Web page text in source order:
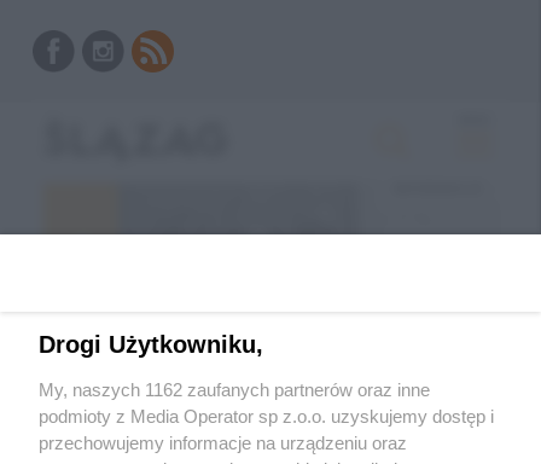
Drogi Użytkowniku,
My, naszych 1162 zaufanych partnerów oraz inne
podmioty z Media Operator sp z.o.o. uzyskujemy dostęp i
przechowujemy informacje na urządzeniu oraz